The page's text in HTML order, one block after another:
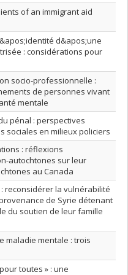
of an immigrant aid
d&apos;une
: considérations pour
socio-professionnelle :
de personnes vivant
mentale
pénal : perspectives
sociales en milieux policiers
: réflexions
autochtones sur leur
au Canada
reconsidérer la vulnérabilité
de Syrie détenant
du soutien de leur famille
maladie mentale : trois
toutes » : une